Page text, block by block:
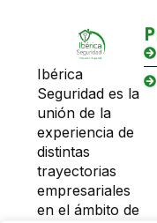
Ibérica
Seguridad es la
unión de la
experiencia de
distintas
trayectorias
empresariales
en el ámbito de